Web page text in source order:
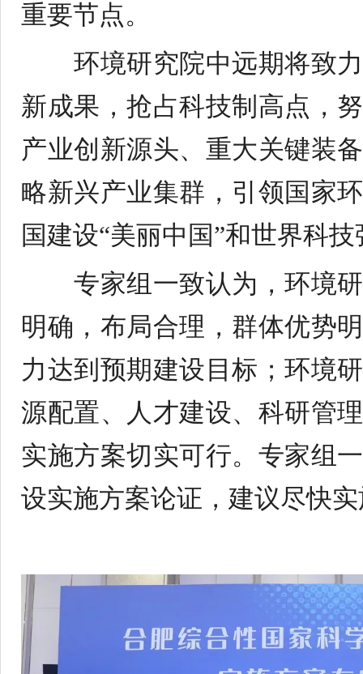
重要节点。
环境研究院中远期将致
新成果，抢占科技制高点，
产业创新源头、重大关键装
略新兴产业集群，引领国家
国建设“美丽中国”和世界科
专家组一致认为，环境
明确，布局合理，群体优势
力达到预期建设目标；环境
源配置、人才建设、科研管
实施方案切实可行。专家组
设实施方案论证，建议尽快